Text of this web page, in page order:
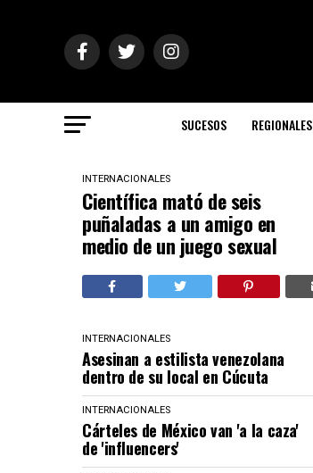
SUCESOS REGIONALES
INTERNACIONALES
Científica mató de seis
puñaladas a un amigo en
medio de un juego sexual
INTERNACIONALES
Asesinan a estilista venezolana
dentro de su local en Cúcuta
INTERNACIONALES
Cárteles de México van 'a la caza'
de 'influencers'